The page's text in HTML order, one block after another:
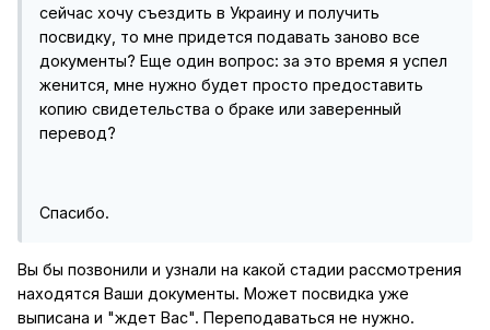
сейчас хочу съездить в Украину и получить
посвидку, то мне придется подавать заново все
документы? Еще один вопрос: за это время я успел
женится, мне нужно будет просто предоставить
копию свидетельства о браке или заверенный
перевод?
Спасибо.
Вы бы позвонили и узнали на какой стадии рассмотрения
находятся Ваши документы. Может посвидка уже
выписана и "ждет Вас". Переподаваться не нужно.